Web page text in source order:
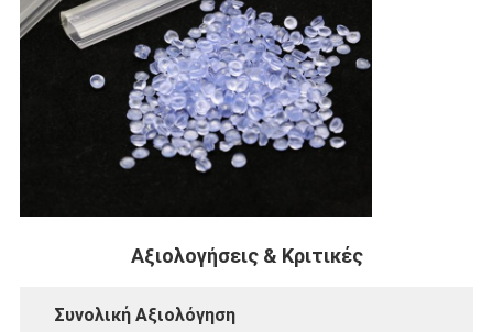
Αξιολογήσεις & Κριτικές
Συνολική Αξιολόγηση